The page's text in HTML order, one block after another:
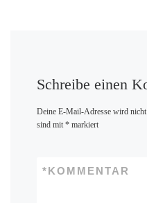
Schreibe einen
Deine E-Mail-Adresse wird
sind mit *markiert
KOMMENTAR
*